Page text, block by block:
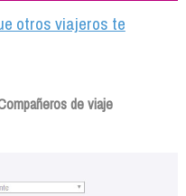
otros viajeros te
de viaje